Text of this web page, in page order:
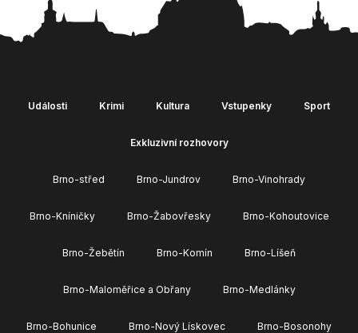
Události Krimi Kultura Vstupenky Sport
Exkluzivní rozhovory
Brno-střed Brno-Jundrov Brno-Vinohrady
Brno-Kníničky Brno-Žabovřesky Brno-Kohoutovice
Brno-Žebětín Brno-Komín Brno-Líšeň
Brno-Maloměřice a Obřany Brno-Medlánky
Brno-Bohunice Brno-Nový Lískovec Brno-Bosonohy